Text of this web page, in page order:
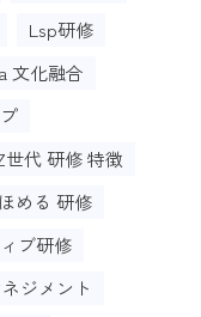
Lsp研修
文化融合
世代 研修 特徴
ほめる 研修
ブ研修
ジメント